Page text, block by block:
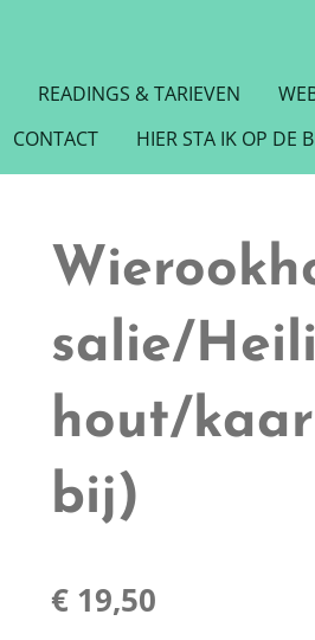
READINGS & TARIEVEN
CONTACT HIER STA IK OP DE
salie/
hout/
bij)
€ 19,50